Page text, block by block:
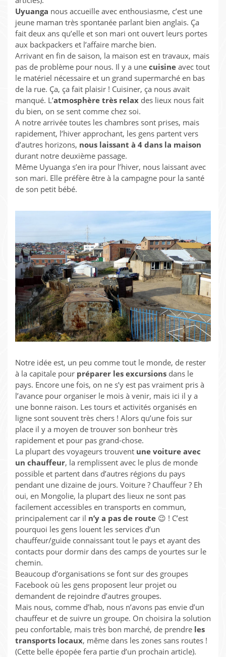
Uyuanga nous accueille avec enthousiasme, c’est une
jeune maman très spontanée parlant bien anglais. Ça
fait deux ans qu’elle et son mari ont ouvert leurs portes
aux backpackers et l’affaire marche bien.
Arrivant en fin de saison, la maison est en travaux, mais
pas de problème pour nous. Il y a une cuisine avec tout
le matériel nécessaire et un grand supermarché en bas
de la rue. Ça, ça fait plaisir ! Cuisiner, ça nous avait
manqué. L’atmosphère très relax des lieux nous fait
du bien, on se sent comme chez soi.
A notre arrivée toutes les chambres sont prises, mais
rapidement, l’hiver approchant, les gens partent vers
d’autres horizons, nous laissant à 4 dans la maison
durant notre deuxième passage.
Même Uyuanga s’en ira pour l’hiver, nous laissant avec
son mari. Elle préfère être à la campagne pour la santé
de son petit bébé.
Notre idée est, un peu comme tout le monde, de rester
à la capitale pour préparer les excursions dans le
pays. Encore une fois, on ne s’y est pas vraiment pris à
l’avance pour organiser le mois à venir, mais ici il y a
une bonne raison. Les tours et activités organisés en
ligne sont souvent très chers ! Alors qu’une fois sur
place il y a moyen de trouver son bonheur très
rapidement et pour pas grand-chose.
La plupart des voyageurs trouvent une voiture avec
un chauffeur, la remplissent avec le plus de monde
possible et partent dans d’autres régions du pays
pendant une dizaine de jours. Voiture ? Chauffeur ? Eh
oui, en Mongolie, la plupart des lieux ne sont pas
facilement accessibles en transports en commun,
principalement car il n’y a pas de route 😉 ! C’est
pourquoi les gens louent les services d’un
chauffeur/guide connaissant tout le pays et ayant des
contacts pour dormir dans des camps de yourtes sur le
chemin.
Beaucoup d’organisations se font sur des groupes
Facebook où les gens proposent leur projet ou
demandent de rejoindre d’autres groupes.
Mais nous, comme d’hab, nous n’avons pas envie d’un
chauffeur et de suivre un groupe. On choisira la solution
peu confortable, mais très bon marché, de prendre les
transports locaux, même dans les zones sans routes !
(Cette belle épopée fera partie d’un prochain article).